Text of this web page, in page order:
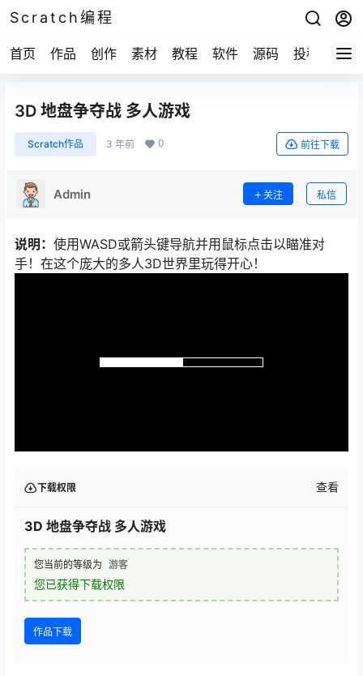
Scratch编程
首页 作品 创作 素材 教程 软件 源码 投稿 关于
3D 地盘争夺战 多人游戏
Scratch作品 3 年前 0 前往下载
Admin 关注 私信
说明： 使用WASD或箭头键导航并用鼠标点击以瞄准对
手！在这个庞大的多人3D世界里玩得开心！
下载权限 查看
3D 地盘争夺战 多人游戏
您当前的等级为 游客
您已获得下载权限
作品下载